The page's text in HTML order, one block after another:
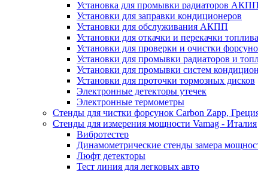
Установка для промывки радиаторов АКПП
Установки для заправки кондиционеров
Установки для обслуживания АКПП
Установки для откачки и перекачки топлива
Установки для проверки и очистки
Установки для промывки радиаторов и
Установки для промывки систем
Установки для проточки тормозных дисков
Электронные детекторы утечек
Электронные термометры
Стенды для чистки форсунок Carbon Zapp,
Стенды для измерения мощности Vamag - Италия
Вибротестер
Динамометрические стенды замера
Люфт детекторы
Тест линия для легковых авто